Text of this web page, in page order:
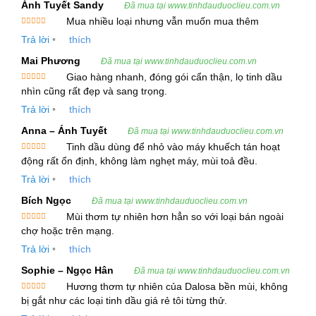
Tên tiếng Việt:Tinh Dầu Trắc Bách Diệp
Tên thực vật:Thuja orientalis L. (Biota
orientalis Endl.)
Mô Tả Cây Trắc Bách Diệp
Cây Trắc Bách Diệp là một loài cây gỗ lớn, có thể
cao từ 6 đến 8 mét. Thân cây phân nhánh mạnh
mẽ với những cành nhọn, đặc trưng của cây Trắc
Bách Diệp. Lá cây có hình vẩy, mọc đối và thường
được thu hoạch vào mùa thu để chiết xuất tinh
dầu. Cây này mọc phổ biến ở các khu vực như
Trung Quốc, Liên Xô cũ và một số vùng ở Việt
Nam. Tinh dầu Trắc Bách Diệp có màu vàng nhạt
Ánh Tuyết Sandy
Đã mua tại www.tinhdauduoclieu.com.vn
hạng
55
Mua nhiều loại nhưng vẫn muốn mua thêm
Trả lời •
thích
Mai Phương
Đã mua tại www.tinhdauduoclieu.com.vn
Được xếp
hạng5 5
Giao hàng nhanh, đóng gói cẩn thận, lọ tinh dầu
nhìn cũng rất đẹp và sang trọng.
Trả lời •
thích
Anna – Ánh Tuyết
Đã mua tại www.tinhdauduoclieu.com.vn
Được xếp
hạng5 5
Tinh dầu dùng để nhỏ vào máy khuếch tán hoạt
động rất ổn định, không làm nghẹt máy, mùi toả đều.
Trả lời •
thích
Bích Ngọc
Đã mua tại www.tinhdauduoclieu.com.vn
Được xếp
hạng 55
Mùi thơm tự nhiên hơn hẳn so với loại bán ngoài
chợ hoặc trên mạng.
Trả lời •
thích
Sophie – Ngọc Hân
Đã mua tại www.tinhdauduoclieu.com.vn
Được xếp
hạng55
Hương thơm tự nhiên của Dalosa bền mùi, không
bị gắt như các loại tinh dầu giá rẻ tôi từng thử.